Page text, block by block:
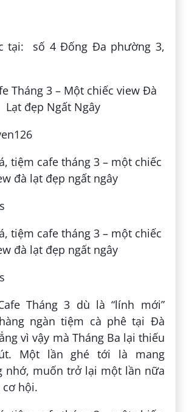
tại: số 4 Đống Đa phường 3,
Tháng 3 dù là “lính mới”
ngàn tiệm cà phê tại Đà
vì vậy mà Tháng Ba lại thiếu
Một lần ghé tới là mang
nhớ, muốn trở lại một lần nữa
cơ hội.